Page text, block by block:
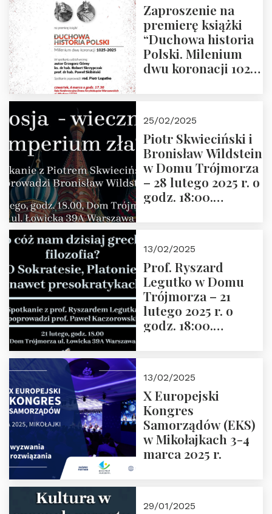
Zaproszenie na
premierę książki
“Duchowa historia
Polski. Milenium
dwu koronacji 1025-
2025 r. godz. 17:30,
DAW ul. Miodowa
17/19
25/02/2025
Piotr Skwieciński i
Bronisław Wildstein
w Domu Trójmorza
– 28 lutego 2025 r. o
godz. 18:00.
13/02/2025
Prof. Ryszard
Legutko w Domu
Trójmorza – 21
lutego 2025 r. o
godz. 18:00.
Zapraszamy
13/02/2025
X Europejski
Kongres
Samorządów (EKS)
w Mikołajkach 3-4
marca 2025 r.
29/01/2025